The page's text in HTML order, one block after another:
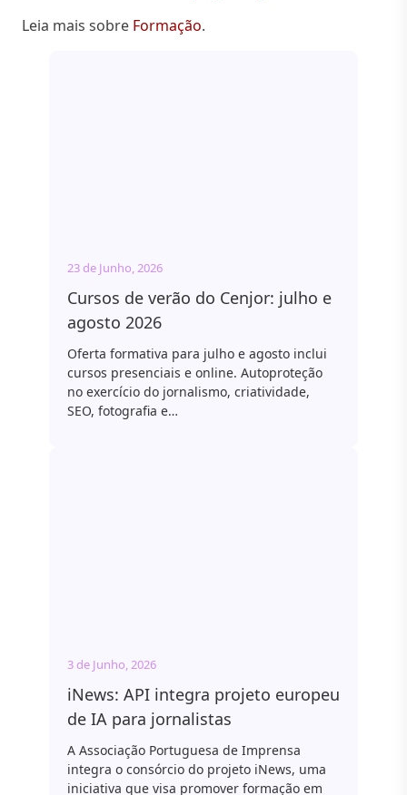
Leia mais sobre Formação.
23 de Junho, 2026
Cursos de verão do Cenjor: julho e
agosto 2026
Oferta formativa para julho e agosto inclui
cursos presenciais e online. Autoproteção
no exercício do jornalismo, criatividade,
SEO, fotografia e…
3 de Junho, 2026
iNews: API integra projeto europeu
de IA para jornalistas
A Associação Portuguesa de Imprensa
integra o consórcio do projeto iNews, uma
iniciativa que visa promover formação em